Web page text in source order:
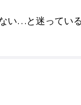
い…と迷ってい